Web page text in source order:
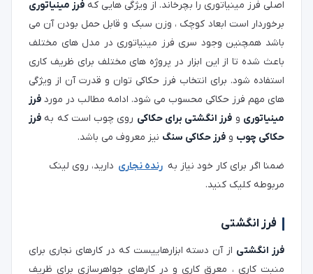
اصلی فرز مینیاتوری را بچرخاند. از ویژگی هایی که فرز مینیاتوری
برخوردار است ابعاد کوچک ، وزن سبک و قابل حمل بودن آن می
باشد همچنین وجود سری فرز مینیاتوری در مدل های مختلف
باعث شده تا از این ابزار در پروژه های مختلف برای ظریف کاری
استفاده شود. برای انتخاب فرز حکاکی توان و قدرت آن از ویژگی
های مهم فرز حکاکی محسوب می شود. ادامه مطالب در مورد فرز
مینیاتوری و فرز انگشتی برای حکاکی روی چوب است که به فرز
حکاکی چوب و فرز حکاکی سنگ نیز معروف می باشد.
ضمنا اگر برای کار خود نیاز به رنده نجاری دارید، روی لینک
مربوطه کلیک کنید.
فرز انگشتی
فرز انگشتی از آن دسته ابزارهاییست که در کارهای نجاری برای
منبت کاری ، معرق کاری و در کارهای جواهرسازی برای ظریف